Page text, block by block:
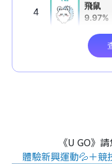
《U GO》
體驗新興運動💦＋競